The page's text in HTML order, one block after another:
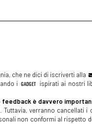
che ne dici di iscriverti alla
i GADGET ispirati ai nostri
è davvero
verranno cancellati i
non conformi al rispetto